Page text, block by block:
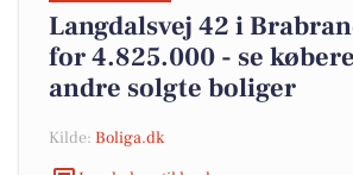
Langdalsvej 42 i
for 4.825.000 - se
andre solgte boliger
Kilde: Boliga.dk